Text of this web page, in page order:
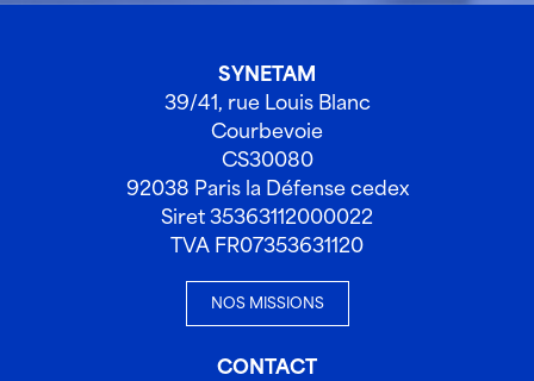
SYNETAM
39/41, rue Louis Blanc
Courbevoie
CS30080
92038 Paris la Défense cedex
Siret 35363112000022
TVA FR07353631120
NOS MISSIONS
CONTACT